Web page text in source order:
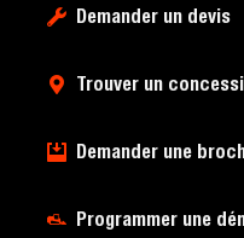
Demander un devis
Trouver un
Demander une
Programmer une